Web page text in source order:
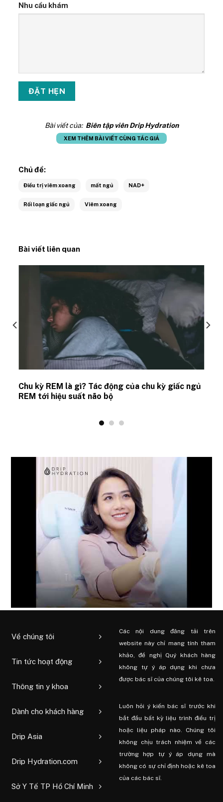
Nhu cầu khám
Bài viết của: Biên tập viên Drip Hydration
XEM THÊM BÀI VIẾT CÙNG TÁC GIẢ
Chủ đề:
Điều trị viêm xoang mất ngủ NAD+
Rối loạn giấc ngủ Viêm xoang
Bài viết liên quan
Chu kỳ REM là gì? Tác động của chu kỳ giấc ngủ
REM tới hiệu suất não bộ
Về chúng tôi
Tin tức hoạt động
Thông tin y khoa
Dành cho khách hàng
Drip Asia
Drip Hydration.com
Sở Y Tế TP Hồ Chí Minh
Các nội dung đăng tải trên
website này chỉ mang tính tham
khảo, đề nghị Quý khách hàng
không tự ý áp dụng khi chưa
được bác sĩ của chúng tôi kê toa.
Luôn hỏi ý kiến ​​bác sĩ trước khi
bắt đầu bất kỳ liệu trình điều trị
hoặc liệu pháp nào. Chúng tôi
không chịu trách nhiệm về các
trường hợp tự ý áp dụng mà
không có sự chỉ định hoặc kê toa
của các bác sĩ.